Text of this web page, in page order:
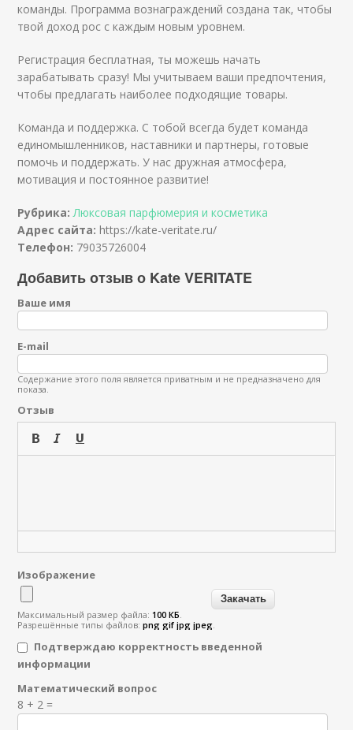
команды. Программа вознаграждений создана так, чтобы
твой доход рос с каждым новым уровнем.
Регистрация бесплатная, ты можешь начать
зарабатывать сразу! Мы учитываем ваши предпочтения,
чтобы предлагать наиболее подходящие товары.
Команда и поддержка. С тобой всегда будет команда
единомышленников, наставники и партнеры, готовые
помочь и поддержать. У нас дружная атмосфера,
мотивация и постоянное развитие!
Рубрика: Люксовая парфюмерия и косметика
Адрес сайта: https://kate-veritate.ru/
Телефон: 79035726004
Добавить отзыв о Kate VERITATE
Ваше имя
E-mail
Содержание этого поля является приватным и не предназначено для
показа.
Отзыв
Изображение
Максимальный размер файла:100 КБ.
Разрешённые типы файлов:png gif jpg jpeg.
Подтверждаю корректность введенной
информации
Я спамер
Математический вопрос
8 + 2 =